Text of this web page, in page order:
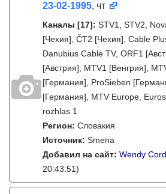
23-02-1995, чт
Каналы [17]: STV1, STV2,
[Чехия], ČT2 [Чехия], Cable
Danubius Cable TV, ORF1
[Австрия], MTV1 [Венгрия],
[Германия], ProSieben
[Германия], MTV Europe,
rozhlas 1
Регион: Словакия
Источник: Smena
Добавил на сайт: Wendy
20:43:51)